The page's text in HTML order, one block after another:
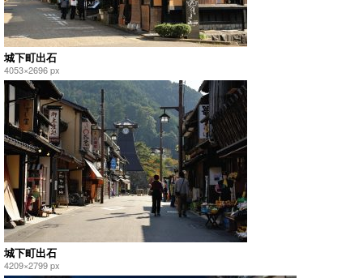
城下町出石
4053×2696 px
城下町出石
4209×2799 px